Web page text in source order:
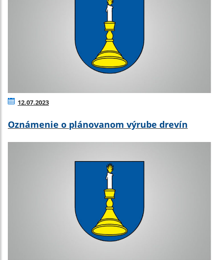
12.07.2023
Oznámenie o plánovanom výrube drevín